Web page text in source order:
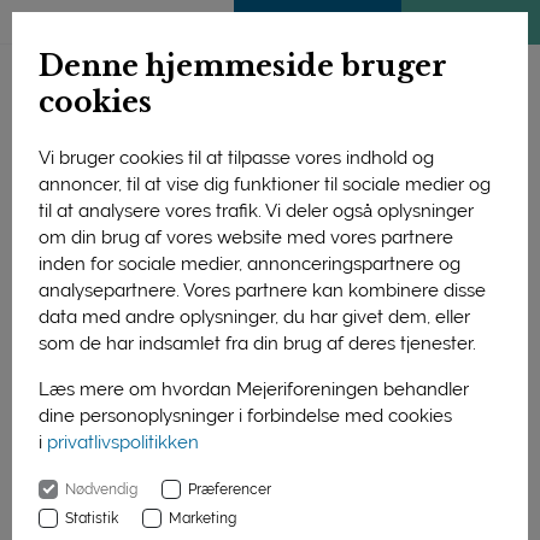
Denne hjemmeside bruger
cookies
Vi bruger cookies til at tilpasse vores indhold og
annoncer, til at vise dig funktioner til sociale medier og
til at analysere vores trafik. Vi deler også oplysninger
om din brug af vores website med vores partnere
inden for sociale medier, annonceringspartnere og
analysepartnere. Vores partnere kan kombinere disse
data med andre oplysninger, du har givet dem, eller
som de har indsamlet fra din brug af deres tjenester.
Læs mere om hvordan Mejeriforeningen behandler
dine personoplysninger i forbindelse med cookies
i privatlivspolitikken
Nødvendig
Præferencer
Statistik
Marketing
Forside Forskning og uddannelse
Forskning
Afsluttede projekter
Fødevarehjælp & bedre fødevarer til flere
2020-2023
MAGNUS - Betydningen af mælkeprotein og vallepermeat
for catch-up vækst hos børn med moderat akut
underernæring
MAGNUS -
Betydningen af
mælkeprotein og
vallepermeat for